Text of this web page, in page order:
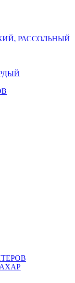
РАССОЛЬНЫЙ